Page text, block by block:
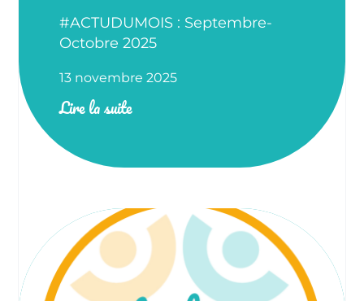
#ACTUDUMOIS : Septembre-
Octobre 2025
13 novembre 2025
Lire la suite